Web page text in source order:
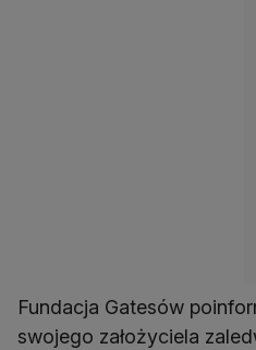
Fundacja Gatesów
swojego założyciela